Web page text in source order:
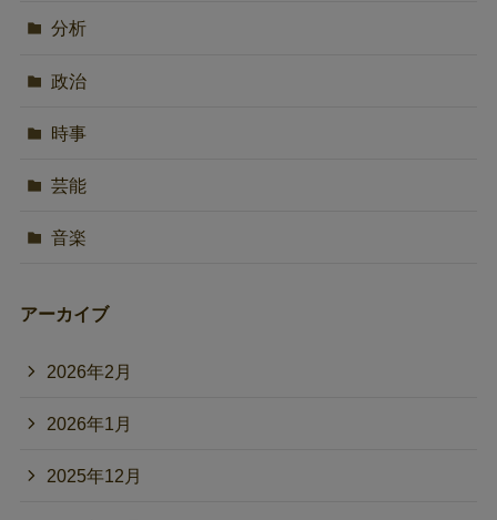
分析
政治
時事
芸能
音楽
アーカイブ
2026年2月
2026年1月
2025年12月